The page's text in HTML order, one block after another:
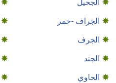
الجراف -خمر
الجرف
الجند
الحاوي